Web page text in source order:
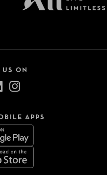
US ON
APPS